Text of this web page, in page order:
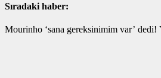
Sıradaki haber:
Mourinho ‘sana gereksinimim var’ dedi!